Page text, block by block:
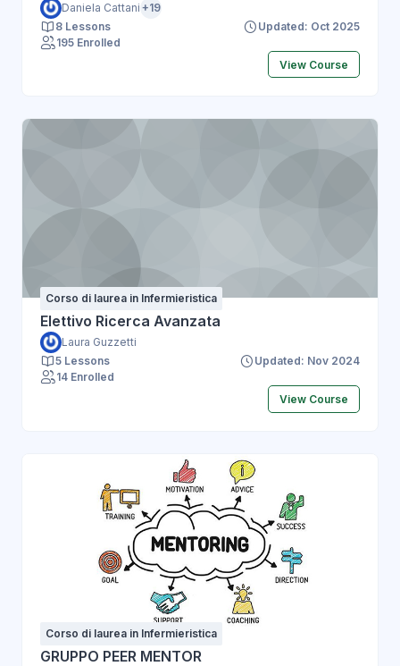
Daniela Cattani +19
8 Lessons
Updated: Oct 2025
195 Enrolled
View Course
Corso di laurea in Infermieristica
Elettivo Ricerca Avanzata
Laura Guzzetti
5 Lessons
Updated: Nov 2024
14 Enrolled
View Course
Corso di laurea in Infermieristica
GRUPPO PEER MENTOR